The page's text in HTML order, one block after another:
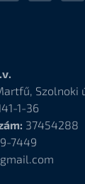
Szolnoki
1-36
37454288
7449